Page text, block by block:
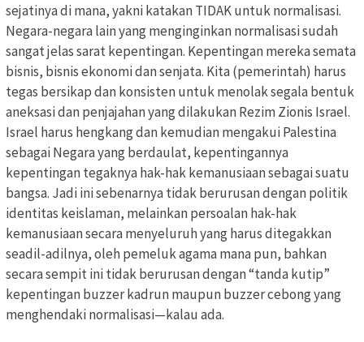
sejatinya di mana, yakni katakan TIDAK untuk normalisasi.
Negara-negara lain yang menginginkan normalisasi sudah
sangat jelas sarat kepentingan. Kepentingan mereka semata
bisnis, bisnis ekonomi dan senjata. Kita (pemerintah) harus
tegas bersikap dan konsisten untuk menolak segala bentuk
aneksasi dan penjajahan yang dilakukan Rezim Zionis Israel.
Israel harus hengkang dan kemudian mengakui Palestina
sebagai Negara yang berdaulat, kepentingannya
kepentingan tegaknya hak-hak kemanusiaan sebagai suatu
bangsa. Jadi ini sebenarnya tidak berurusan dengan politik
identitas keislaman, melainkan persoalan hak-hak
kemanusiaan secara menyeluruh yang harus ditegakkan
seadil-adilnya, oleh pemeluk agama mana pun, bahkan
secara sempit ini tidak berurusan dengan “tanda kutip”
kepentingan buzzer kadrun maupun buzzer cebong yang
menghendaki normalisasi—kalau ada.